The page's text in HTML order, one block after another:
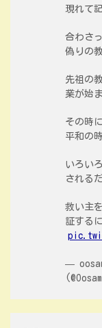
現れて
合わさ
偽りの
先祖の
業が始
その時に
平和の
いろい
される
救い主
証する
—